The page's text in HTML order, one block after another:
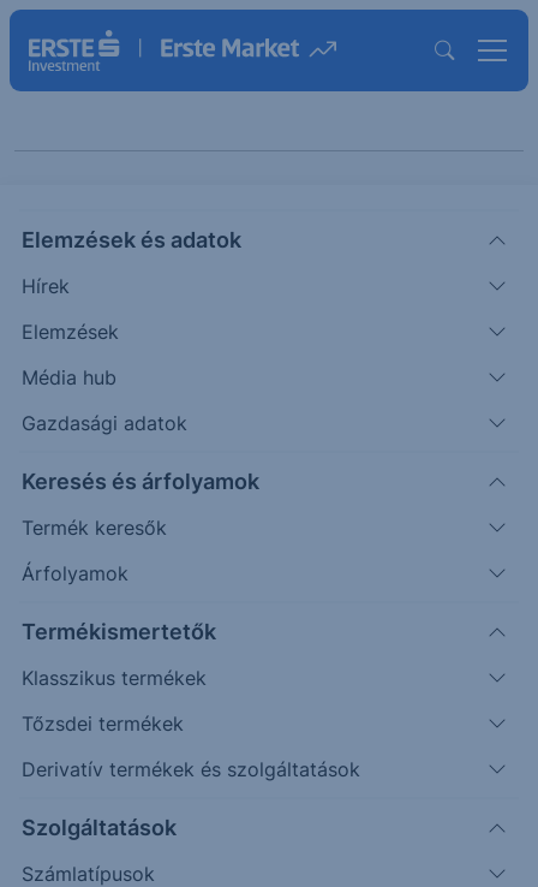
Elemzések és adatok
Hírek
Elemzések
Média hub
Gazdasági adatok
Keresés és árfolyamok
Termék keresők
Árfolyamok
Termékismertetők
Klasszikus termékek
Tőzsdei termékek
Derivatív termékek és szolgáltatások
Szolgáltatások
Számlatípusok
Kategóriák szerint
Keresés
644 találat cikkeink között
Nem vásárolunk